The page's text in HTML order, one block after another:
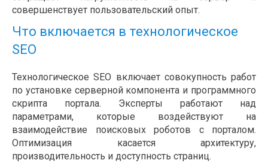
совершенствует пользовательский опыт.
Что включается в технологическое
SEO
Технологическое SEO включает совокупность работ
по установке серверной компонента и программного
скрипта портала. Эксперты работают над
параметрами, которые воздействуют на
взаимодействие поисковых роботов с порталом.
Оптимизация касается архитектуру,
производительность и доступность страниц.